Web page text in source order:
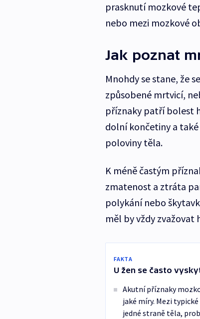
prasknutí mozkové
nebo mezi mozkové
Jak poznat
Mnohdy se stane, že
způsobené mrtvicí,
příznaky patří bolest
dolní končetiny a
poloviny těla.
K méně častým
zmatenost a ztráta
polykání nebo
měl by vždy zvažovat
FAKTA
U žen se často
Akutní příznaky
jaké míry. Mezi
jedné straně těla,